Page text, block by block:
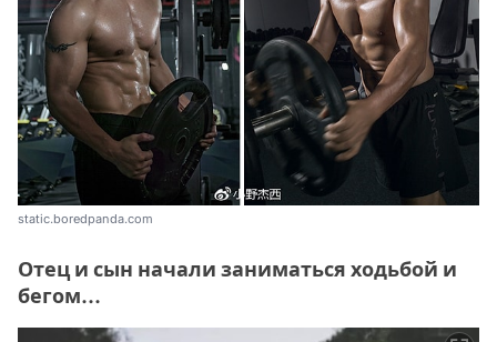
static.boredpanda.com
Отец и сын начали заниматься ходьбой и
бегом...